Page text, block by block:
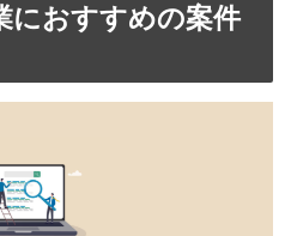
におすすめの案件